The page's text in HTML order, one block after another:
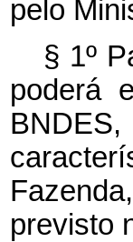
pelo
§ 1º
poderá
previsto